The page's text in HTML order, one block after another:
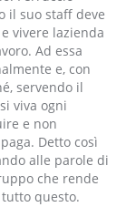
il suo staff deve
vivere lazienda
Ad essa
e, con
servendo il
viva ogni
e non
Detto così
alle parole di
che rende
questo.